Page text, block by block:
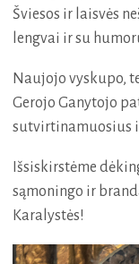
Šviesos ir laisvės
lengvai ir su
Naujojo vyskupo,
Gerojo Ganytojo
sutvirtinamuosius
Išsiskirstėme
sąmoningo ir
Karalystės!